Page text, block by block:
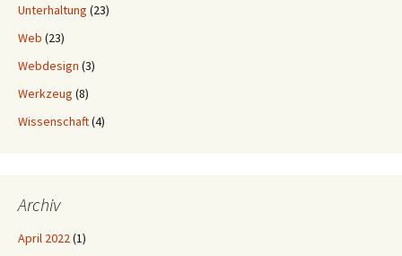
Unterhaltung (23)
Web (23)
Webdesign (3)
Werkzeug (8)
Wissenschaft(4)
Archiv
April 2022(1)